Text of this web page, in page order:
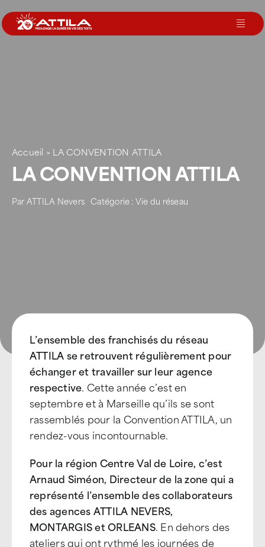
au
contenu
Votre toit
Accueil > LA CONVENTION ATTILA
LA CONVENTION ATTILA
ParATTILA Nevers Catégorie : Vie du réseau
L’ensemble des franchisés du réseau
ATTILA se retrouvent régulièrement pour
échanger et travailler sur leur agence
respective. Cette année c’est en
septembre et à Marseille qu’ils se sont
rassemblés pour la Convention ATTILA, un
rendez-vous incontournable.
Pour la région Centre Val de Loire, c’est
Arnaud Siméon, Directeur de la zone qui a
représenté l’ensemble des collaborateurs
des agences ATTILA NEVERS,
MONTARGIS et ORLEANS. En dehors des
ateliers qui ont rythmé les journées de